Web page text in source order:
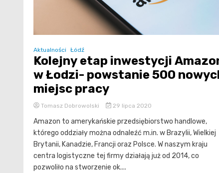
Aktualności Łódź
Kolejny etap inwestycji
w Łodzi- powstanie 500
miejsc pracy
Tomasz Dobrowolski 29 lipca 2020
Amazon to amerykańskie przedsiębiorstwo handlowe,
którego oddziały można odnaleźć m.in. w Brazylii, Wielkiej
Brytanii, Kanadzie, Francji oraz Polsce. W naszym kraju
centra logistyczne tej firmy działają już od 2014, co
pozwoliło na stworzenie ok....